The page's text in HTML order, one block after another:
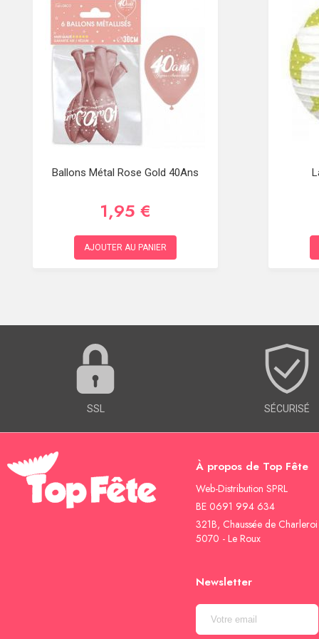
Ballons Métal Rose Gold 40Ans
1,95 €
AJOUTER AU PANIER
SSL SÉCURISÉ
À propos de Top Fête
Web-Distribution SPRL
BE 0691 994 634
321B, Chaussée de Charleroi
5070 - Le Roux
Newsletter